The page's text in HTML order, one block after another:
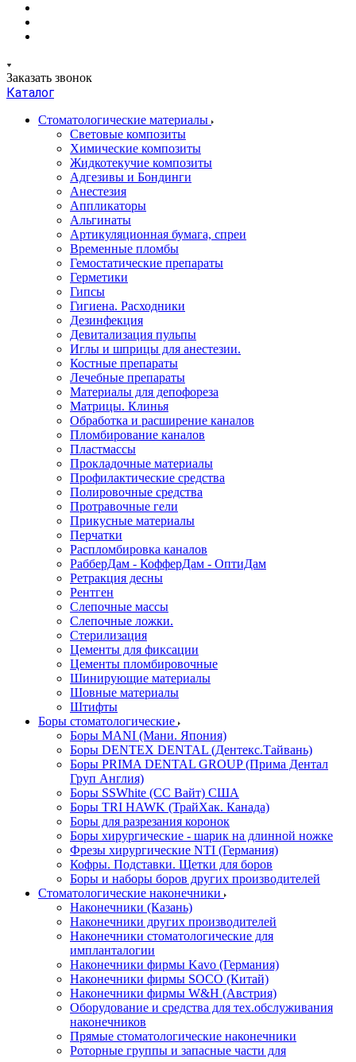
Заказать звонок
Каталог
Стоматологические материалы
Световые композиты
Химические композиты
Жидкотекучие композиты
Адгезивы и Бондинги
Анестезия
Аппликаторы
Альгинаты
Артикуляционная бумага, спреи
Временные пломбы
Гемостатические препараты
Герметики
Гипсы
Гигиена. Расходники
Дезинфекция
Девитализация пульпы
Иглы и шприцы для анестезии.
Костные препараты
Лечебные препараты
Материалы для депофореза
Матрицы. Клинья
Обработка и расширение каналов
Пломбирование каналов
Пластмассы
Прокладочные материалы
Профилактические средства
Полировочные средства
Протравочные гели
Прикусные материалы
Перчатки
Распломбировка каналов
РабберДам - КофферДам - ОптиДам
Ретракция десны
Рентген
Слепочные массы
Слепочные ложки.
Стерилизация
Цементы для фиксации
Цементы пломбировочные
Шинирующие материалы
Шовные материалы
Штифты
Боры стоматологические
Боры MANI (Мани. Япония)
Боры DENTEX DENTAL (Дентекс.Тайвань)
Боры PRIMA DENTAL GROUP (Прима Дентал
Груп Англия)
Боры SSWhite (СС Вайт) США
Боры TRI HAWK (ТрайХак. Канада)
Боры для разрезания коронок
Боры хирургические - шарик на длинной ножке
Фрезы хирургические NTI (Германия)
Кофры. Подставки. Щетки для боров
Боры и наборы боров других производителей
Стоматологические наконечники
Наконечники (Казань)
Наконечники других производителей
Наконечники стоматологические для
импланталогии
Наконечники фирмы Kavo (Германия)
Наконечники фирмы SOCO (Китай)
Наконечники фирмы W&H (Австрия)
Оборудование и средства для тех.обслуживания
наконечников
Прямые стоматологические наконечники
Роторные группы и запасные части для